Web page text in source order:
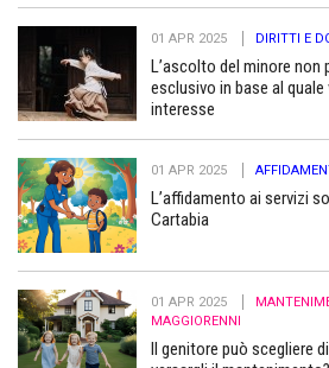
01 APR 2025 DIRITTI E
L’ascolto del minore non
esclusivo in base al
interesse
01 APR 2025
L’affidamento ai servizi
Cartabia
01 APR 2025
MAGGIORENNI
Il genitore può scegliere